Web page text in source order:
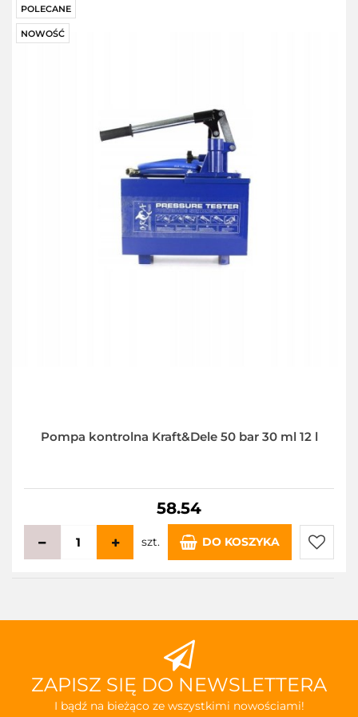
POLECANE
NOWOŚĆ
Pompa kontrolna Kraft&Dele 50 bar 30 ml 12 l
58.54
szt. DO KOSZYKA
Do
ZAPISZ SIĘ DO NEWSLETTERA
I bądź na bieżąco ze wszystkimi nowościami!